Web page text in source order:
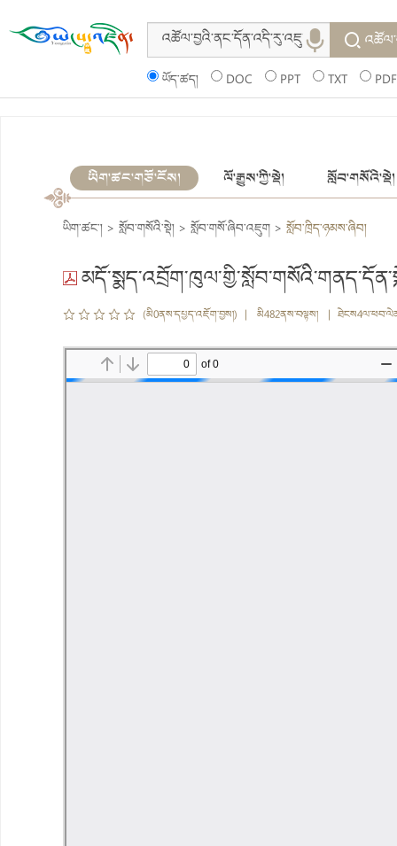
ཡོད་ཚད། DOC PPT TXT PDF
ཡིག་ཚང་གཙོ་ངོས། ལོ་རྒྱུས་ཀྱི་སྡེ། སློབ་གསོའི་སྡེ།
ཡིག་ཚང་། > སློབ་གསོའི་སྡེ། > སློབ་གསོ་ཞིབ་འཇུག > སློབ་ཁྲིད་ཉམས་ཞིབ།
(མི0ནས་དཔྱད་འཇོག་བྱས།) | མི482ནས་བལྟས། |